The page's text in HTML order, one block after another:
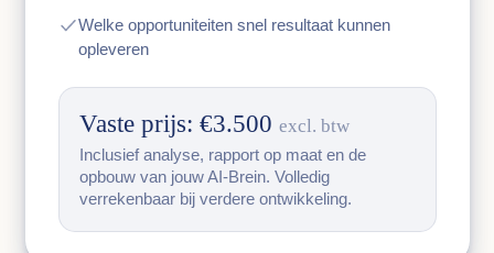
Welke opportuniteiten snel resultaat kunnen
opleveren
Vaste prijs: €3.500excl. btw
Inclusief analyse, rapport op maat en de
opbouw van jouw AI-Brein. Volledig
verrekenbaar bij verdere ontwikkeling.